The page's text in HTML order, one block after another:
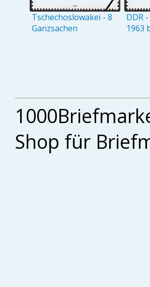
Tschechoslowakei - 8
Ganzsachen
DDR
1963
Shop für